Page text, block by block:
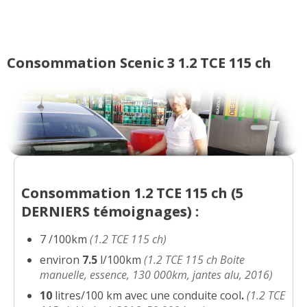
2013,confort expr( )
15/20
1.2 TCE 115 ch achetée juin 2014
67000km(0 )
05/20
10/20 1.2 TCE 115 ch 51060(0 )
Consommation Scenic 3 1.2 TCE 115 ch
Consommation 1.2 TCE 115 ch (5
DERNIERS témoignages) :
7 /100km(1.2 TCE 115 ch)
environ 7.5 l/100km(1.2 TCE 115 ch Boite
manuelle, essence, 130 000km, jantes alu, 2016)
10 litres/100 km avec une conduite cool. (1.2 TCE